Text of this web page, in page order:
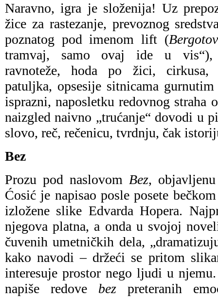
Naravno, igra je složenija! Uz
žice za rastezanje, prevoznog
poznatog pod imenom lift (
tramvaj, samo ovaj ide u vis“),
ravnoteže, hoda po žici, cirkusa,
patuljka, opsesije sitnicama
isprazni, naposletku redovnog straha
naizgled naivno „trućanje“ dovodi u
slovo, reč, rečenicu, tvrdnju, čak
Bez
Prozu pod naslovom Bez,
Ćosić je napisao posle posete
izložene slike Edvarda Hopera.
njegova platna, a onda u svojoj
čuvenih umetničkih dela,
kako navodi – držeći se pritom
interesuje prostor nego ljudi u
napiše redove bez preteranih